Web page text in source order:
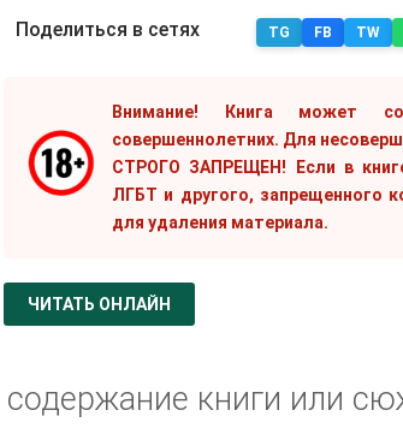
Поделиться в сетях TG FB TW
Внимание! Книга может
совершеннолетних. Для
СТРОГО ЗАПРЕЩЕН! Если в
ЛГБТ и другого, запрещенного
для удаления материала.
ЧИТАТЬ ОНЛАЙН
содержание книги или